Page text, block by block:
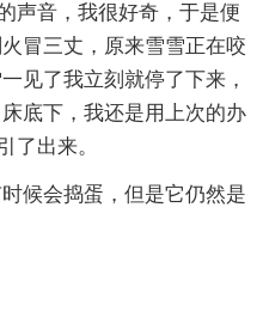
声音，我很好奇，于是便
冒三丈，原来雪雪正在咬
见了我立刻就停了下来，
底下，我还是用上次的办
了出来。
候会捣蛋，但是它仍然是